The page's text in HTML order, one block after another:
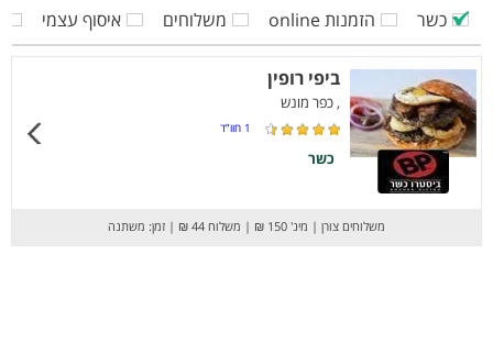
כשר
הזמנות online משלוחים איסוף עצמי
ביפי רופין
, כפר מונש
1 חוו”ד
כשר
משלוחים צורן | מינ' 150 ₪ | משלוח 44 ₪ | זמן: משתנה